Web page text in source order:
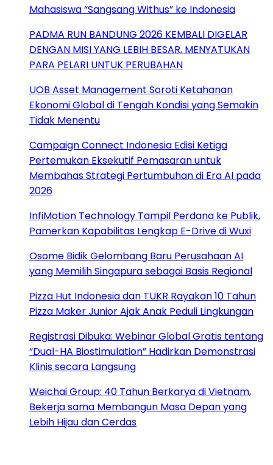
Mahasiswa “Sangsang Withus” ke Indonesia
PADMA RUN BANDUNG 2026 KEMBALI DIGELAR
DENGAN MISI YANG LEBIH BESAR, MENYATUKAN
PARA PELARI UNTUK PERUBAHAN
UOB Asset Management Soroti Ketahanan
Ekonomi Global di Tengah Kondisi yang Semakin
Tidak Menentu
Campaign Connect Indonesia Edisi Ketiga
Pertemukan Eksekutif Pemasaran untuk
Membahas Strategi Pertumbuhan di Era AI pada
2026
InfiMotion Technology Tampil Perdana ke Publik,
Pamerkan Kapabilitas Lengkap E-Drive di Wuxi
Osome Bidik Gelombang Baru Perusahaan AI
yang Memilih Singapura sebagai Basis Regional
Pizza Hut Indonesia dan TUKR Rayakan 10 Tahun
Pizza Maker Junior Ajak Anak Peduli Lingkungan
Registrasi Dibuka: Webinar Global Gratis tentang
“Dual-HA Biostimulation” Hadirkan Demonstrasi
Klinis secara Langsung
Weichai Group: 40 Tahun Berkarya di Vietnam,
Bekerja sama Membangun Masa Depan yang
Lebih Hijau dan Cerdas